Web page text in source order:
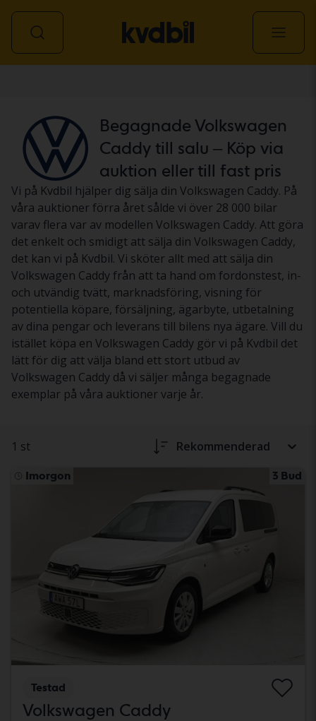
Begagnade Volkswagen
Caddy till salu – Köp via
auktion eller till fast pris
Vi på Kvdbil hjälper dig sälja din Volkswagen Caddy. På
våra auktioner förra året sålde vi över 28 000 bilar
varav flera var av modellen Volkswagen Caddy. Att göra
det enkelt och smidigt att sälja din Volkswagen Caddy,
det kan vi på Kvdbil. Vi sköter allt med att sälja din
Volkswagen Caddy från att ta hand om fordonstest, in-
och utvändig tvätt, marknadsföring, visning för
potentiella köpare, försäljning, ägarbyte, utbetalning
av dina pengar och leverans till bilens nya ägare. Vill du
istället köpa en Volkswagen Caddy gör vi på Kvdbil det
lätt för dig att välja bland ett stort utbud av
Volkswagen Caddy då vi säljer många begagnade
exemplar på våra auktioner varje år.
1 st Rekommenderad
Imorgon 3 Bud
Testad
Volkswagen Caddy